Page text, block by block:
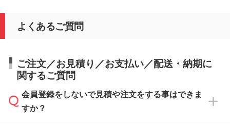
よくあるご質問
ご注文／お見積り／お支払い／配送・納期に
関するご質問
会員登録をしないで見積や注文をする事はできま
すか？